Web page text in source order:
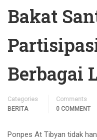
Bakat
Berbagai
Categories
BERITA
Comments
0 COMMENT
Ponpes At Tibyan tidak